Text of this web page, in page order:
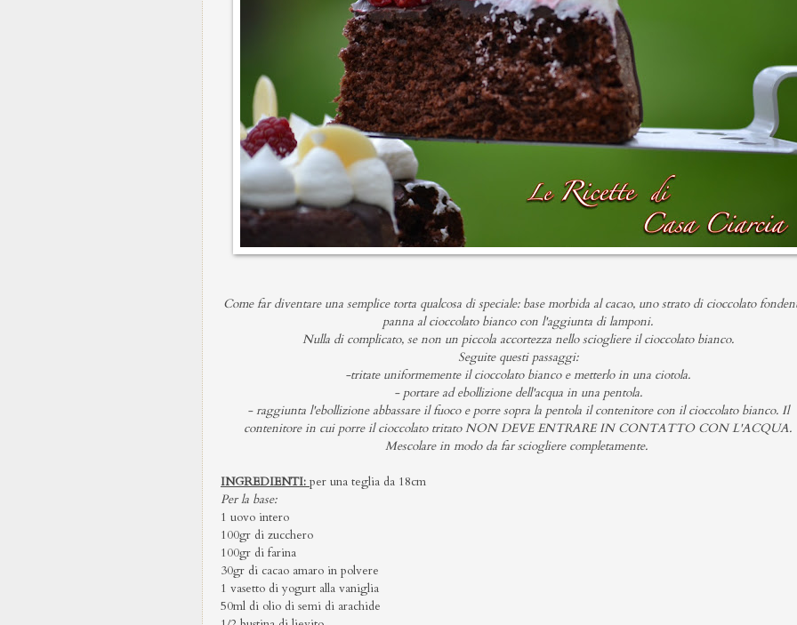
Come far diventare una semplice torta qualcosa di speciale: base morbida al cacao, uno strato di cioccolato
panna al cioccolato bianco con l'aggiunta di lamponi.
Nulla di complicato, se non un piccola accortezza nello sciogliere il cioccolato bianco.
Seguite questi passaggi:
-tritate uniformemente il cioccolato bianco e metterlo in una ciotola.
- portare ad ebollizione dell'acqua in una pentola.
- raggiunta l'ebollizione abbassare il fuoco e porre sopra la pentola il contenitore con il cioccolato bianco. Il
contenitore in cui porre il cioccolato tritato NON DEVE ENTRARE IN CONTATTO CON L'ACQUA.
Mescolare in modo da far sciogliere completamente.
INGREDIENTI: per una teglia da 18cm
Per la base:
1 uovo intero
100gr di zucchero
100gr di farina
30gr di cacao amaro in polvere
1 vasetto di yogurt alla vaniglia
50ml di olio di semi di arachide